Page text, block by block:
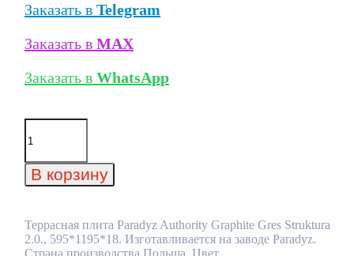
Заказать в Telegram
Заказать в MAX
Заказать в WhatsApp
Количество
товара
плита
Paradyz
Gres
Struktura
2.0.,
В корзину
Террасная плита Paradyz Authority Graphite Gres Struktura
2.0., 595*1195*18. Изготавливается на заводе Paradyz.